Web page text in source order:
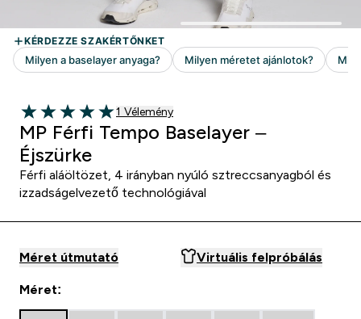
5 out of 5 stars
1 customer reviews
1 Vélemény
MP Férfi Tempo Baselayer –
Éjszürke
Férfi aláöltözet, 4 irányban nyúló sztreccsanyagból és
izzadságelvezető technológiával
Méret útmutató Virtuális felpróbálás
Méret: